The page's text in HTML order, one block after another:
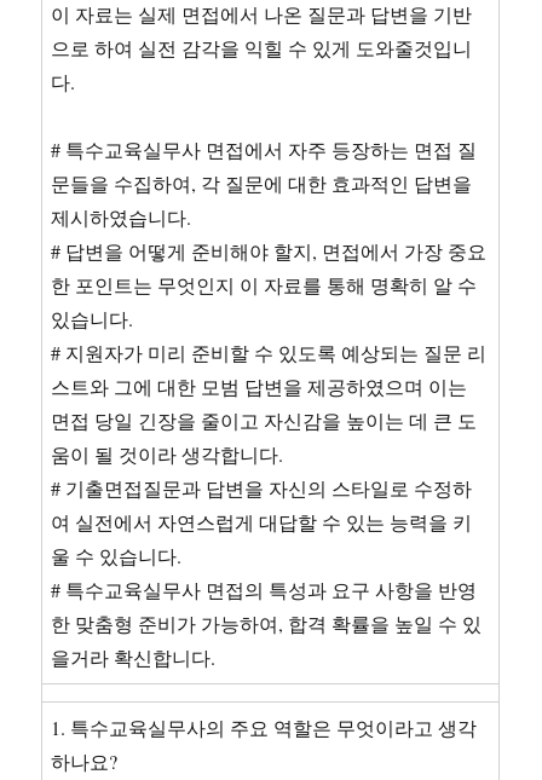
이 자료는 실제 면접에서 나온 질문과 답변을 기반
으로 하여 실전 감각을 익힐 수 있게 도와줄것입니
다.
# 특수교육실무사 면접에서 자주 등장하는 면접 질
문들을 수집하여, 각 질문에 대한 효과적인 답변을
제시하였습니다.
# 답변을 어떻게 준비해야 할지, 면접에서 가장 중요
한 포인트는 무엇인지 이 자료를 통해 명확히 알 수
있습니다.
# 지원자가 미리 준비할 수 있도록 예상되는 질문 리
스트와 그에 대한 모범 답변을 제공하였으며 이는
면접 당일 긴장을 줄이고 자신감을 높이는 데 큰 도
움이 될 것이라 생각합니다.
# 기출면접질문과 답변을 자신의 스타일로 수정하
여 실전에서 자연스럽게 대답할 수 있는 능력을 키
울 수 있습니다.
# 특수교육실무사 면접의 특성과 요구 사항을 반영
한 맞춤형 준비가 가능하여, 합격 확률을 높일 수 있
을거라 확신합니다.
1. 특수교육실무사의 주요 역할은 무엇이라고 생각
하나요?